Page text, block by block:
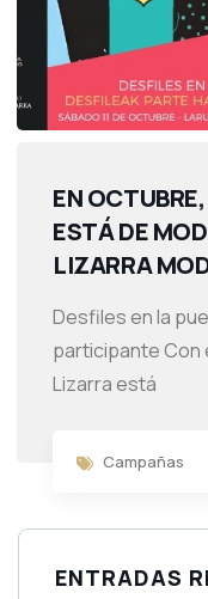
EN
ESTÁ DE
LIZARRA
Desfiles en la
participante Con
Lizarra está
Campañas
ENTRADAS